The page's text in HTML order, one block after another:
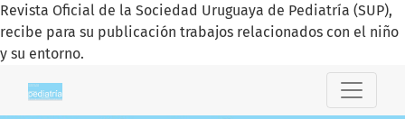
Revista Oficial de la Sociedad Uruguaya de Pediatría (SUP),
recibe para su publicación trabajos relacionados con el niño
y su entorno.
Archivos de Pediatría del Uruguay